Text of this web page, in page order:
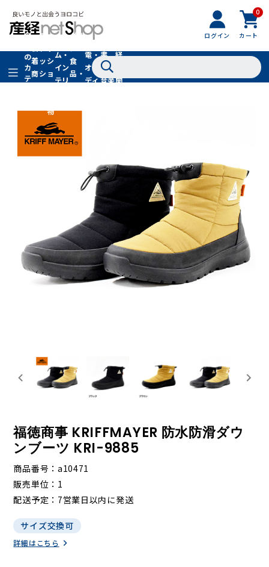
ログイン
0
カート
全
の
カ
テ
着
商
品
フ
ッ
シ
ョ
フ
ァ
シ
ョ
ン
物
ム・
イン
テリ
グル
食
品・
ドリ
家
電・
オー
ディ
書
籍・
音楽
経
聞
福徳商事 KRIFFMAYER 防水防滑ダウ
ンブーツ KRI-9885
商品番号
a10471
販売単位
1
配送予定
7営業日以内に発送
サイズ交換可
詳細はこちら